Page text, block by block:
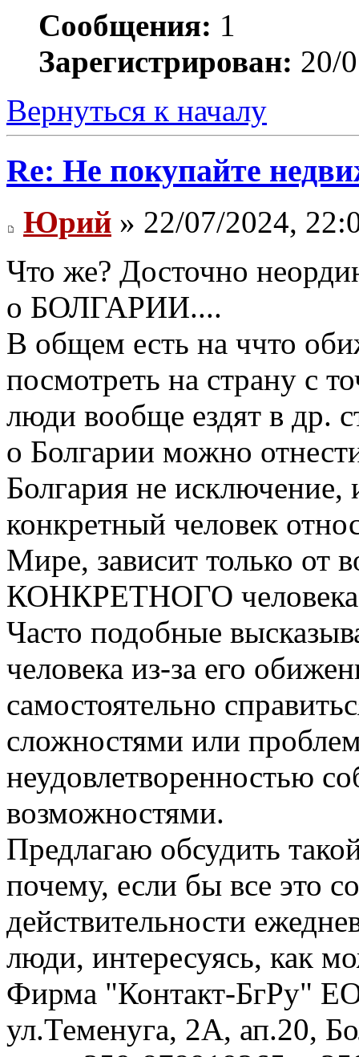
Сообщения: 1
Зарегистрирован: 20/
Вернуться к началу
Re: Не покупайте
Юрий » 22/07/2024,
Что же? Досточно
о БОЛГАРИИ....
В общем есть на ччто
посмотреть на страну с
люди вообще ездят в др.
о Болгарии можно
Болгария не исключение,
конкретный человек
Мире, зависит только от
КОНКРЕТНОГО
Часто подобные
человека из-за его
самостоятельно
сложностями или
неудовлетворенностью
возможностями.
Предлагаю обсудить
почему, если бы все это
действительности
люди, интересуясь, как
Фирма "Контакт-БгРу"
ул.Теменуга, 2А, ап.20,